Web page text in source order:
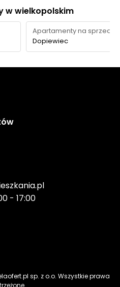
w wielkopolskim
Apartamenty na sprzedaż
Dopiewiec
- 17:00
sp. z o.o. Wszystkie prawa